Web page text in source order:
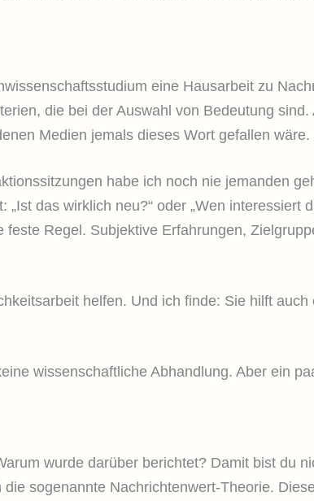
eine Hausarbeit zu
die bei der Auswahl von Bedeutung sind.
Medien jemals dieses Wort gefallen wäre.
habe ich noch nie jemanden
das wirklich neu?“ oder „Wen interessiert
Regel. Subjektive Erfahrungen,
helfen. Und ich finde: Sie hilft auch
wissenschaftliche Abhandlung. Aber ein
wurde darüber berichtet? Damit bist du
sogenannte Nachrichtenwert-Theorie.